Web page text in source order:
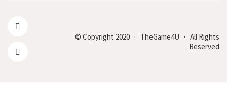
© Copyright 2020 · TheGame4U · All Rights
Reserved